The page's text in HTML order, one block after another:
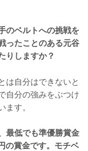
のベルトへの挑戦を
ったことのある元谷
りしますか？
は自分はできないと
自分の強みをぶつけ
ます。
最低でも準優勝賞金
の賞金です。モチベ